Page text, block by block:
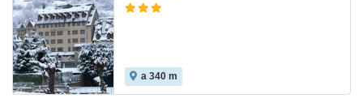
a 340 m